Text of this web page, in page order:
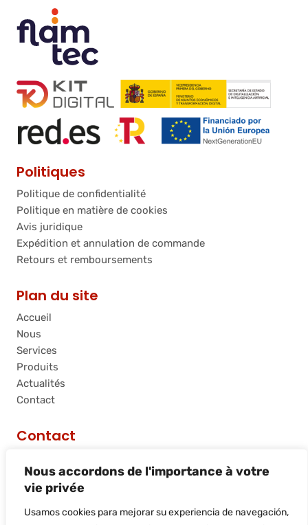
Nous accordons de l'importance à votre
vie privée
Usamos cookies para mejorar su experiencia de navegación,
Politiques
Politique de confidentialité
Politique en matière de cookies
Avis juridique
Expédition et annulation de commande
Retours et remboursements
Plan du site
Accueil
Nous
Services
Produits
Actualités
Contact
Contact
Andreu de la Barca, Barcelona
info@flamtec.es
+34 937 06 00 52